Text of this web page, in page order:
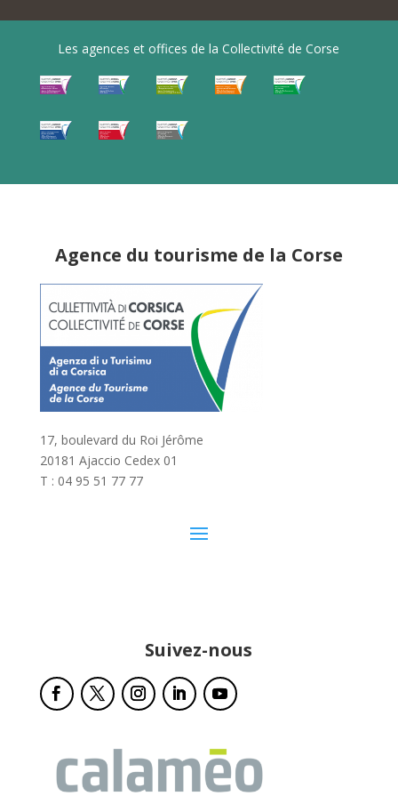
Les agences et offices de la Collectivité de Corse
Agence du tourisme de la Corse
17, boulevard du Roi Jérôme
20181 Ajaccio Cedex 01
T : 04 95 51 77 77
Suivez-nous